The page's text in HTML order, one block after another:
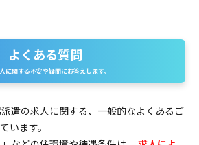
よくある質問
に関する不安や疑問にお答えします。
遣の求人に関する、一般的なよくあるご
います。